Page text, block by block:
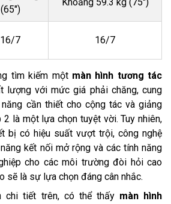
(65")
Khoảng 59.3 kg (75")
16/7 16/7
tìm kiếm một màn hình tương tác
lượng với mức giá phải chăng, cung
cần thiết cho cộng tác và giảng
2 là một lựa chọn tuyệt vời. Tuy nhiên,
bị có hiệu suất vượt trội, công nghệ
kết nối mở rộng và các tính năng
cho các môi trường đòi hỏi cao
sẽ là sự lựa chọn đáng cân nhắc.
chi tiết trên, có thể thấy màn hình